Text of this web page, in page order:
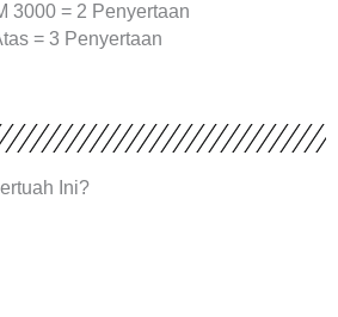
3000 = 2 Penyertaan
= 3 Penyertaan
Ini?